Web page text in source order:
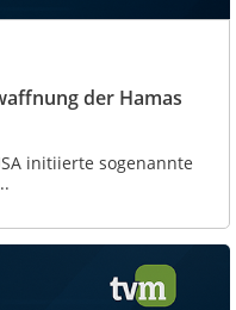
der Hamas
initiierte sogenannte